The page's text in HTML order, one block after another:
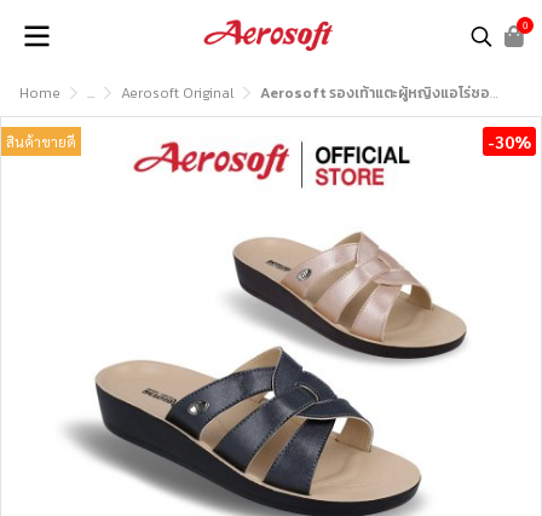
0
Home ... Aerosoft Original Aerosoft รองเท้าแตะผู้หญิงแอโร่ซอฟรุ่น LA70A1
สินค้าขายดี -30%